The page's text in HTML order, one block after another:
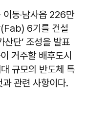
동‧남사읍 226만
6기를 건설
산단’ 조성을 발표
거주할 배후도시
규모의 반도체 특
관련 사항이다.